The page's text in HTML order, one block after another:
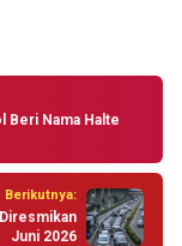
Beri Nama Halte
Berikutnya:
Juni 2026